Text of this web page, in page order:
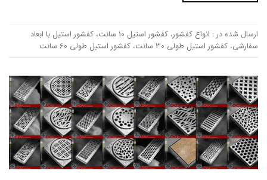
ارسال شده در : انواع کفشور، کفشور استیل 10 سانت ، کفشور استیل با ابعاد
سفارشی، کفشور استیل طولی 30 سانت ، کفشور استیل طولی 60 سانت